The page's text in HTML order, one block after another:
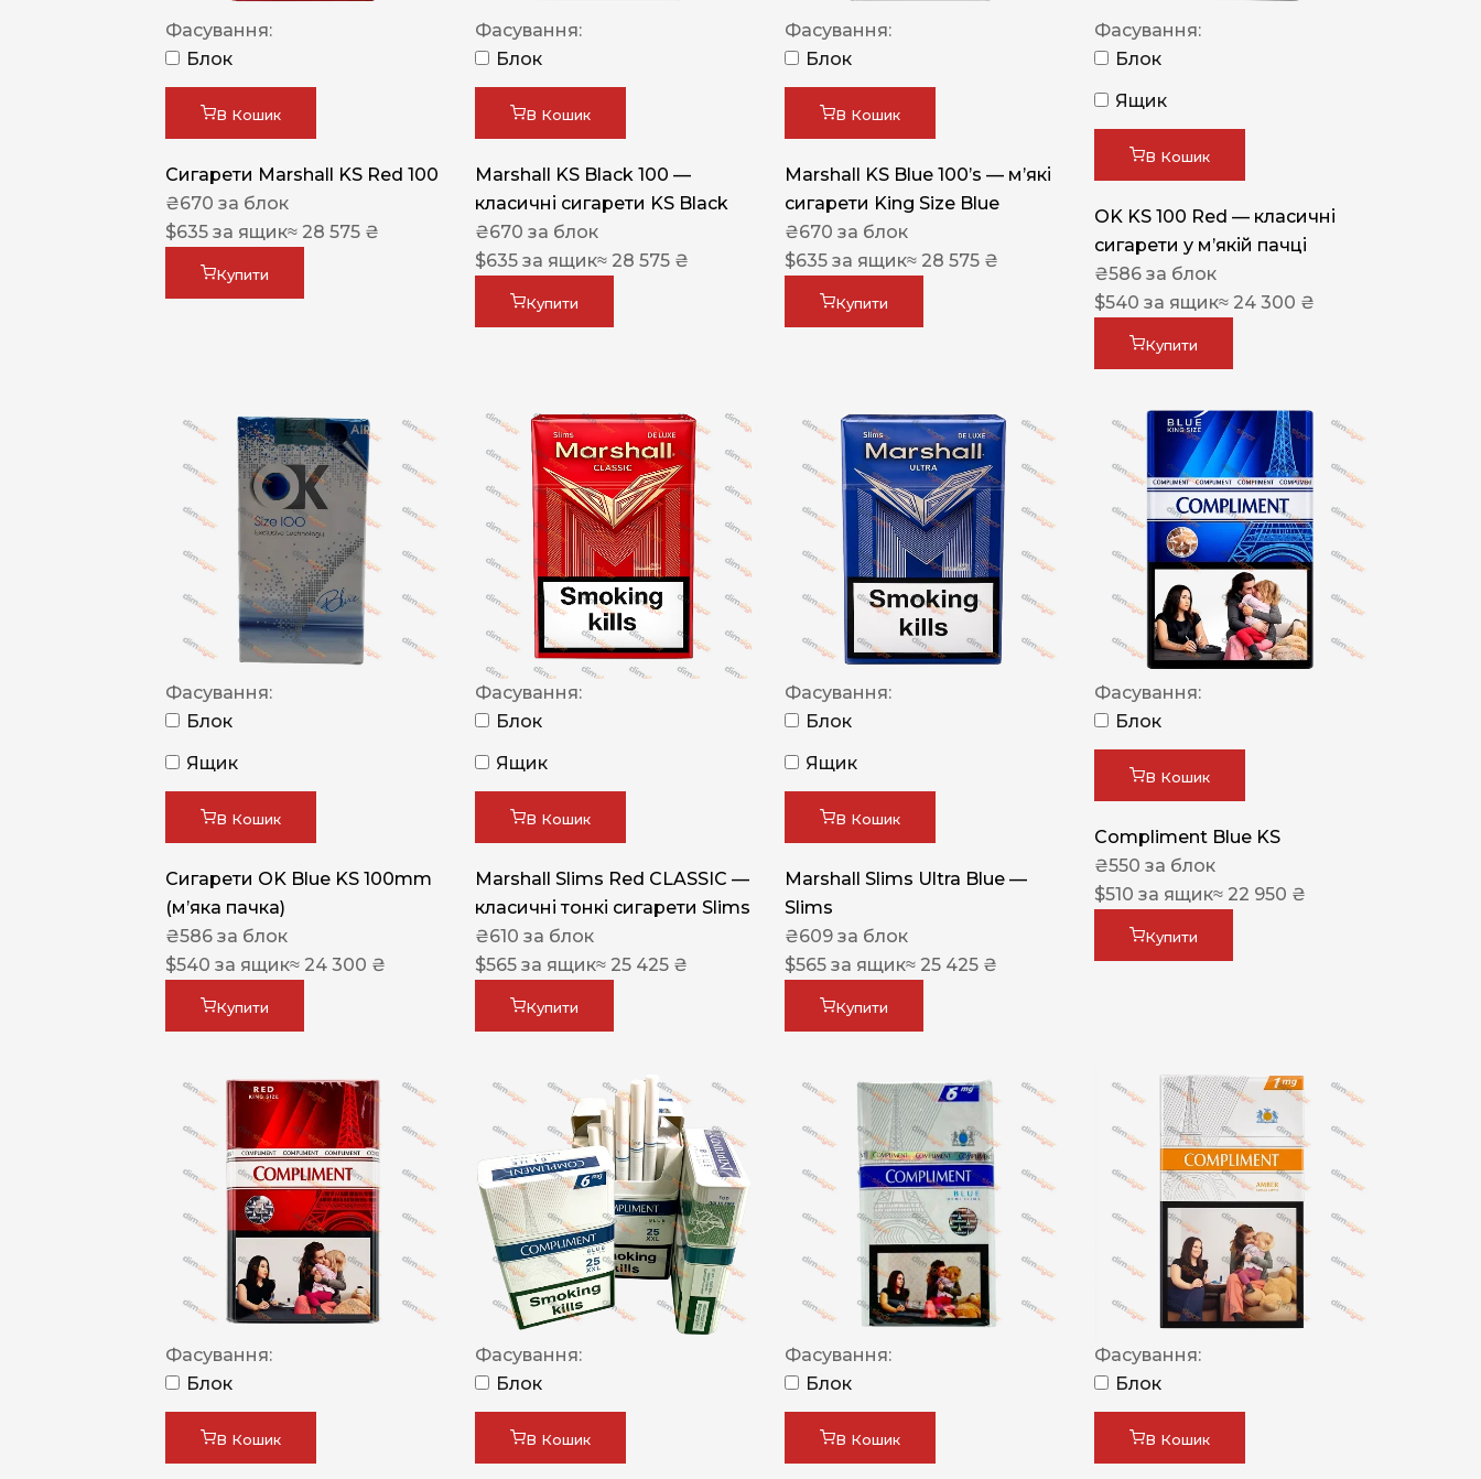
Leana
ASTRU
De Santis
MONUS
NERO
NERO
Гуцульскі
Italian Blend 821
OSCAR
Cigaronne
Фасування:
Блок
В Кошик
Сигарети Marshall KS Red 100
₴670 за блок
$635 за ящик≈ 28 575 ₴
Купити
Фасування:
Блок
В Кошик
Marshall KS Black 100 —
класичні сигарети KS Black
₴670 за блок
$635 за ящик≈ 28 575 ₴
Купити
Фасування:
Блок
В Кошик
Marshall KS Blue 100’s — м’які
сигарети King Size Blue
₴670 за блок
$635 за ящик≈ 28 575 ₴
Купити
Фасування:
Блок
Ящик
В Кошик
OK KS 100 Red — класичні
сигарети у м’якій пачці
₴586 за блок
$540 за ящик≈ 24 300 ₴
Купити
Фасування:
Блок
Ящик
В Кошик
Сигарети OK Blue KS 100mm
(м’яка пачка)
₴586 за блок
$540 за ящик≈ 24 300 ₴
Купити
Фасування:
Блок
Ящик
В Кошик
Marshall Slims Red CLASSIC —
класичні тонкі сигарети Slims
₴610 за блок
$565 за ящик≈ 25 425 ₴
Купити
Фасування:
Блок
Ящик
В Кошик
Marshall Slims Ultra Blue —
Slims
₴609 за блок
$565 за ящик≈ 25 425 ₴
Купити
Фасування:
Блок
В Кошик
Compliment Blue KS
₴550 за блок
$510 за ящик≈ 22 950 ₴
Купити
Фасування:
Блок
В Кошик
Фасування:
Блок
В Кошик
Фасування:
Блок
В Кошик
Фасування:
Блок
В Кошик